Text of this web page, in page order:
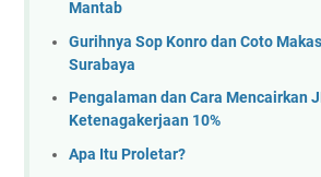
Mantab
Gurihnya Sop Konro dan Coto
Surabaya
Pengalaman dan Cara Mencairkan
Ketenagakerjaan 10%
Apa Itu Proletar?